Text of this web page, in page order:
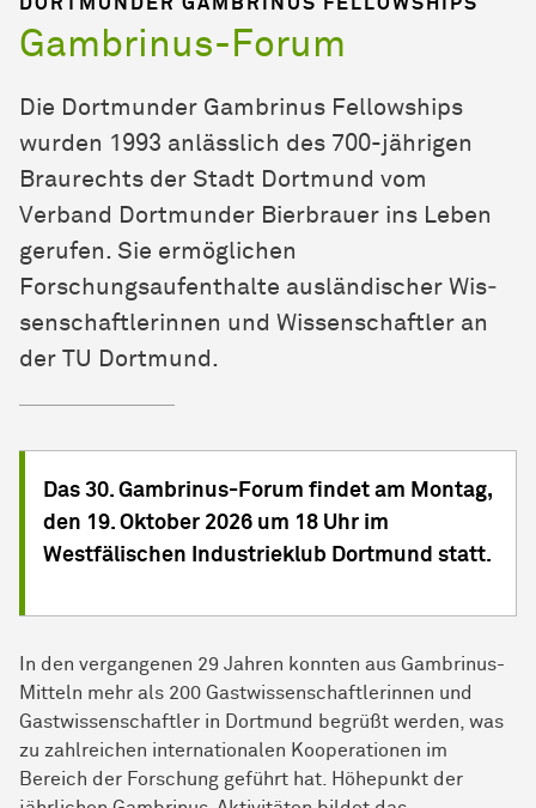
Gambrinus-Forum
Die Dort­mun­der Gambrinus Fellowships
wurden 1993 anlässlich des 700-jährigen
Brau­rechts der Stadt Dort­mund vom
Verband Dort­mun­der Bierbrauer ins Leben
gerufen. Sie ermöglichen
Forschungsaufenthalte ausländischer Wis­
sen­schaft­ler­in­nen und Wissen­schaft­ler an
der TU Dort­mund.
Das 30. Gambrinus-Forum findet am Montag,
den 19. Oktober 2026 um 18 Uhr im
Westfälischen Industrieklub Dortmund statt.
In den vergangenen 29 Jahren konnten aus Gambrinus-
Mitteln mehr als 200 Gast­wissen­schaftler­innen und
Gastwissenschaftler in Dortmund begrüßt werden, was
zu zahlreichen internationalen Kooperationen im
Bereich der Forschung geführt hat. Höhepunkt der